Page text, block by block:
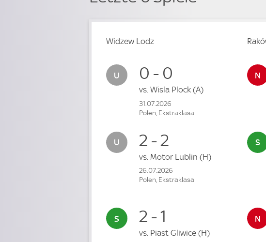
Widzew Lodz
0 - 0
vs. Wisla Plock (A)
31.07.2026
Polen, Ekstraklasa
2 - 2
vs. Motor Lublin (H)
26.07.2026
Polen, Ekstraklasa
2 - 1
vs. Piast Gliwice (H)